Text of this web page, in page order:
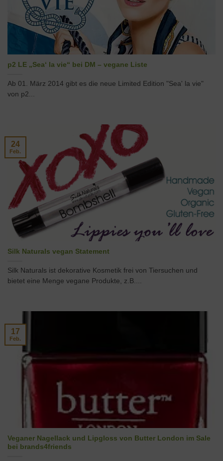
p2 LE „Sea‘ la vie“ bei DM – vegane Liste
Ab 01. März 2014 gibt es die neue Limited Edition "Sea' la vie"
von p2...
Silk Naturals vegan Statement
Silk Naturals ist dekorative Kosmetik frei von Tiersuchen und
bietet eine Menge vegane Produkte, z.B....
24
Feb.
Veganer Nagellack und Lipgloss von Butter London im Sale
bei brands4friends
17
Feb.